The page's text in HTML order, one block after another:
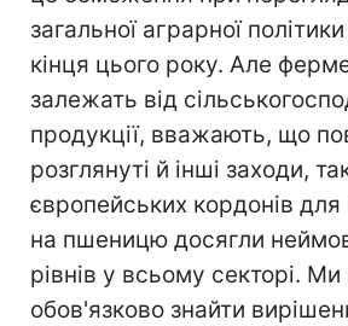
загальної аграрної
кінця цього року. Але
залежать від
продукції, вважають, що
розглянуті й інші заходи,
європейських кордонів для
на пшеницю досягли
рівнів у всьому секторі. Ми
обов'язково знайти